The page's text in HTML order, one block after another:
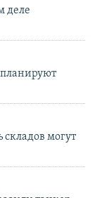
деле
планируют
могут